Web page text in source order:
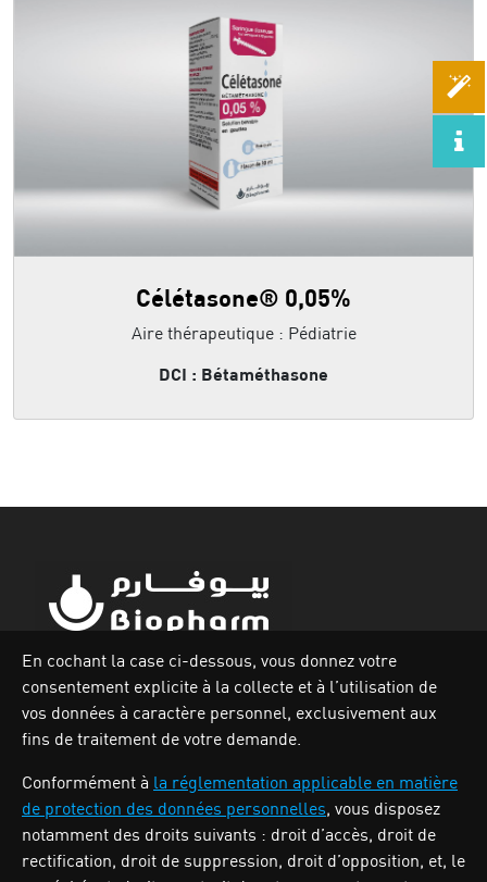
Célétasone® 0,05%
Aire thérapeutique : Pédiatrie
DCI : Bétaméthasone
Zone industrielle Oued Smar,Lot N`62, Voie n36, Alger.
BIOPHARM
En cochant la case ci-dessous, vous donnez votre
consentement explicite à la collecte et à l’utilisation de
vos données à caractère personnel, exclusivement aux
fins de traitement de votre demande.
Conformément à la réglementation applicable en matière
de protection des données personnelles, vous disposez
notamment des droits suivants : droit d’accès, droit de
rectification, droit de suppression, droit d’opposition, et, le